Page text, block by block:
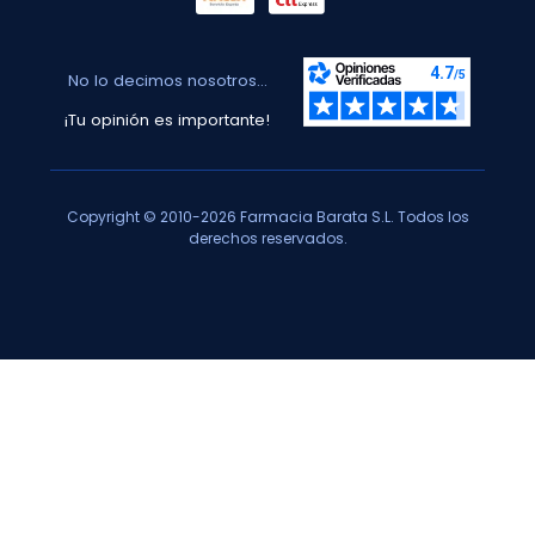
No lo decimos nosotros...
¡Tu opinión es importante!
Copyright © 2010-2026 Farmacia Barata S.L. Todos los
derechos reservados.